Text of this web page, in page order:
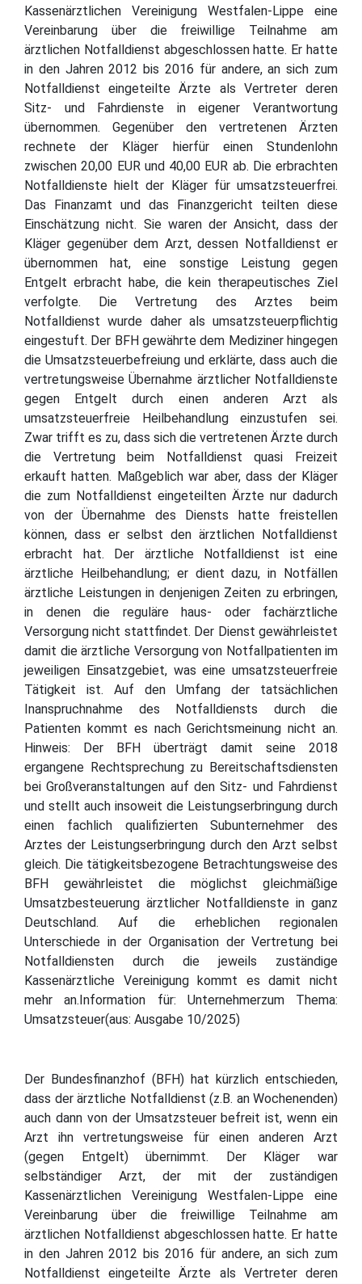
Kassenärztlichen Vereinigung Westfalen-Lippe eine
Vereinbarung über die freiwillige Teilnahme am
ärztlichen Notfalldienst abgeschlossen hatte. Er hatte
in den Jahren 2012 bis 2016 für andere, an sich zum
Notfalldienst eingeteilte Ärzte als Vertreter deren
Sitz- und Fahrdienste in eigener Verantwortung
übernommen. Gegenüber den vertretenen Ärzten
rechnete der Kläger hierfür einen Stundenlohn
zwischen 20,00 EUR und 40,00 EUR ab. Die erbrachten
Notfalldienste hielt der Kläger für umsatzsteuerfrei.
Das Finanzamt und das Finanzgericht teilten diese
Einschätzung nicht. Sie waren der Ansicht, dass der
Kläger gegenüber dem Arzt, dessen Notfalldienst er
übernommen hat, eine sonstige Leistung gegen
Entgelt erbracht habe, die kein therapeutisches Ziel
verfolgte. Die Vertretung des Arztes beim
Notfalldienst wurde daher als umsatzsteuerpflichtig
eingestuft. Der BFH gewährte dem Mediziner hingegen
die Umsatzsteuerbefreiung und erklärte, dass auch die
vertretungsweise Übernahme ärztlicher Notfalldienste
gegen Entgelt durch einen anderen Arzt als
umsatzsteuerfreie Heilbehandlung einzustufen sei.
Zwar trifft es zu, dass sich die vertretenen Ärzte durch
die Vertretung beim Notfalldienst quasi Freizeit
erkauft hatten. Maßgeblich war aber, dass der Kläger
die zum Notfalldienst eingeteilten Ärzte nur dadurch
von der Übernahme des Diensts hatte freistellen
können, dass er selbst den ärztlichen Notfalldienst
erbracht hat. Der ärztliche Notfalldienst ist eine
ärztliche Heilbehandlung; er dient dazu, in Notfällen
ärztliche Leistungen in denjenigen Zeiten zu erbringen,
in denen die reguläre haus- oder fachärztliche
Versorgung nicht stattfindet. Der Dienst gewährleistet
damit die ärztliche Versorgung von Notfallpatienten im
jeweiligen Einsatzgebiet, was eine umsatzsteuerfreie
Tätigkeit ist. Auf den Umfang der tatsächlichen
Inanspruchnahme des Notfalldiensts durch die
Patienten kommt es nach Gerichtsmeinung nicht an.
Hinweis: Der BFH überträgt damit seine 2018
ergangene Rechtsprechung zu Bereitschaftsdiensten
bei Großveranstaltungen auf den Sitz- und Fahrdienst
und stellt auch insoweit die Leistungserbringung durch
einen fachlich qualifizierten Subunternehmer des
Arztes der Leistungserbringung durch den Arzt selbst
gleich. Die tätigkeitsbezogene Betrachtungsweise des
BFH gewährleistet die möglichst gleichmäßige
Umsatzbesteuerung ärztlicher Notfalldienste in ganz
Deutschland. Auf die erheblichen regionalen
Unterschiede in der Organisation der Vertretung bei
Notfalldiensten durch die jeweils zuständige
Kassenärztliche Vereinigung kommt es damit nicht
mehr an.Information für: Unternehmerzum Thema:
Umsatzsteuer(aus: Ausgabe 10/2025)
Der Bundesfinanzhof (BFH) hat kürzlich entschieden,
dass der ärztliche Notfalldienst (z.B. an Wochenenden)
auch dann von der Umsatzsteuer befreit ist, wenn ein
Arzt ihn vertretungsweise für einen anderen Arzt
(gegen Entgelt) übernimmt. Der Kläger war
selbständiger Arzt, der mit der zuständigen
Kassenärztlichen Vereinigung Westfalen-Lippe eine
Vereinbarung über die freiwillige Teilnahme am
ärztlichen Notfalldienst abgeschlossen hatte. Er hatte
in den Jahren 2012 bis 2016 für andere, an sich zum
Notfalldienst eingeteilte Ärzte als Vertreter deren